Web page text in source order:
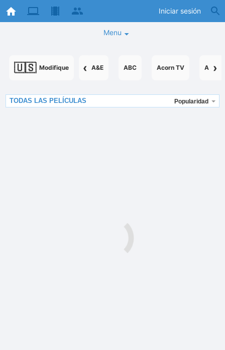
Iniciar sesión
Menu
🇺🇸 Modifique ‹ ›
A&E ABC Acorn TV
TODAS LAS PELÍCULAS Popularidad